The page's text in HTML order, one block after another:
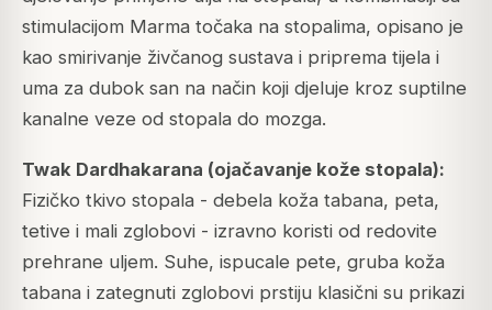
stimulacijom Marma točaka na stopalima, opisano je
kao smirivanje živčanog sustava i priprema tijela i
uma za dubok san na način koji djeluje kroz suptilne
kanalne veze od stopala do mozga.
Twak Dardhakarana (ojačavanje kože stopala):
Fizičko tkivo stopala - debela koža tabana, peta,
tetive i mali zglobovi - izravno koristi od redovite
prehrane uljem. Suhe, ispucale pete, gruba koža
tabana i zategnuti zglobovi prstiju klasični su prikazi